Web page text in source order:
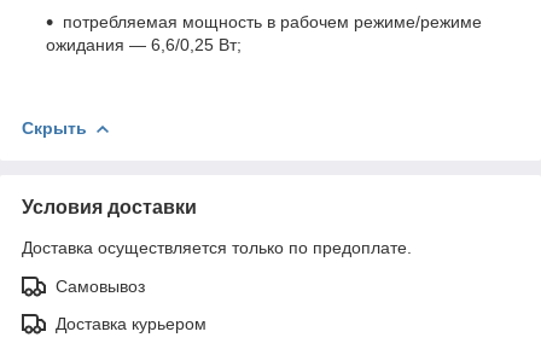
потребляемая мощность в рабочем режиме/режиме
ожидания — 6,6/0,25 Вт;
Скрыть
Условия доставки
Доставка осуществляется только по предоплате.
Самовывоз
Доставка курьером